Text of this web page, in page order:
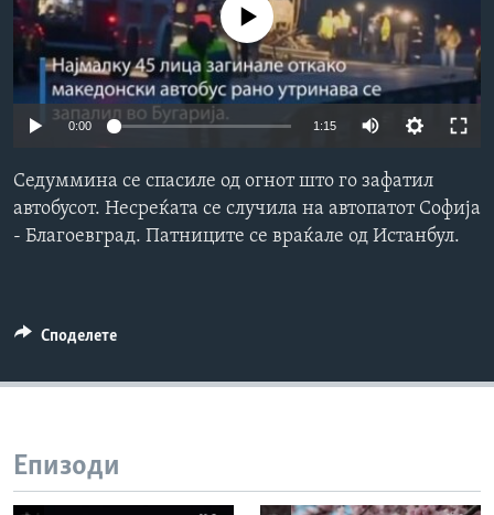
ИНТЕРВЈУА
Јазици
No media source currently available
0:00 1:15
Седуммина се спасиле од огнот што го зафатил
автобусот. Несреќата се случила на автопатот Софија
- Благоевград. Патниците се враќале од Истанбул.
Споделете
Епизоди